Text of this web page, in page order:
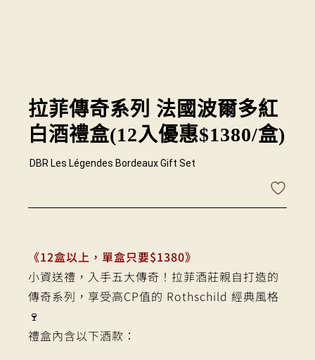
拉菲傳奇系列 法國波爾多紅
白酒禮盒(12入優惠$1380/盒)
DBR Les Légendes Bordeaux Gift Set
《12盒以上，單盒只要$1380》
小資送禮，入手五大傳奇！拉菲酒莊親自打造的
傳奇系列，享受高CP值的 Rothschild 經典風格
🍷
禮盒內含以下酒款：